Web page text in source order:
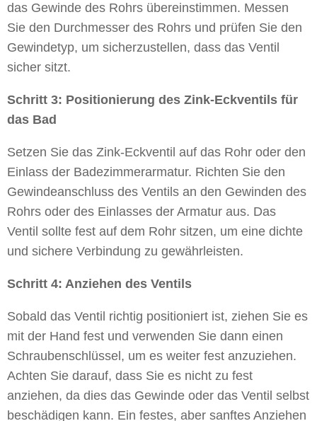
das Gewinde des Rohrs übereinstimmen. Messen
Sie den Durchmesser des Rohrs und prüfen Sie den
Gewindetyp, um sicherzustellen, dass das Ventil
sicher sitzt.
Schritt 3: Positionierung des Zink-Eckventils für
das Bad
Setzen Sie das Zink-Eckventil auf das Rohr oder den
Einlass der Badezimmerarmatur. Richten Sie den
Gewindeanschluss des Ventils an den Gewinden des
Rohrs oder des Einlasses der Armatur aus. Das
Ventil sollte fest auf dem Rohr sitzen, um eine dichte
und sichere Verbindung zu gewährleisten.
Schritt 4: Anziehen des Ventils
Sobald das Ventil richtig positioniert ist, ziehen Sie es
mit der Hand fest und verwenden Sie dann einen
Schraubenschlüssel, um es weiter fest anzuziehen.
Achten Sie darauf, dass Sie es nicht zu fest
anziehen, da dies das Gewinde oder das Ventil selbst
beschädigen kann. Ein festes, aber sanftes Anziehen